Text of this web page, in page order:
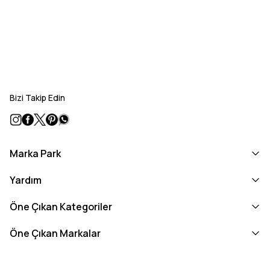
Bizi Takip Edin
Marka Park
Yardım
Öne Çıkan Kategoriler
Öne Çıkan Markalar